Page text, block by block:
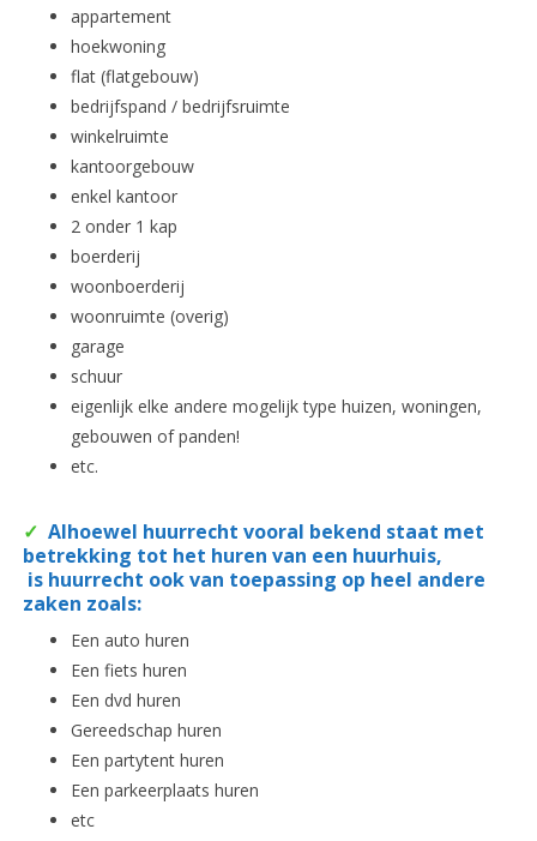
appartement
hoekwoning
flat (flatgebouw)
bedrijfspand / bedrijfsruimte
winkelruimte
kantoorgebouw
enkel kantoor
2 onder 1 kap
boerderij
woonboerderij
woonruimte (overig)
garage
schuur
eigenlijk elke andere mogelijk type huizen, woningen,
gebouwen of panden!
etc.
✓ Alhoewel huurrecht vooral bekend staat met
betrekking tot het huren van een huurhuis,
is huurrecht ook van toepassing op heel andere
zaken zoals:
Een auto huren
Een fiets huren
Een dvd huren
Gereedschap huren
Een partytent huren
Een parkeerplaats huren
etc